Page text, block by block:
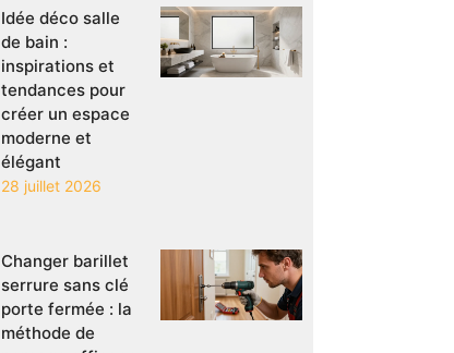
Idée déco salle
de bain :
inspirations et
tendances pour
créer un espace
moderne et
élégant
28 juillet 2026
Changer barillet
serrure sans clé
porte fermée : la
méthode de